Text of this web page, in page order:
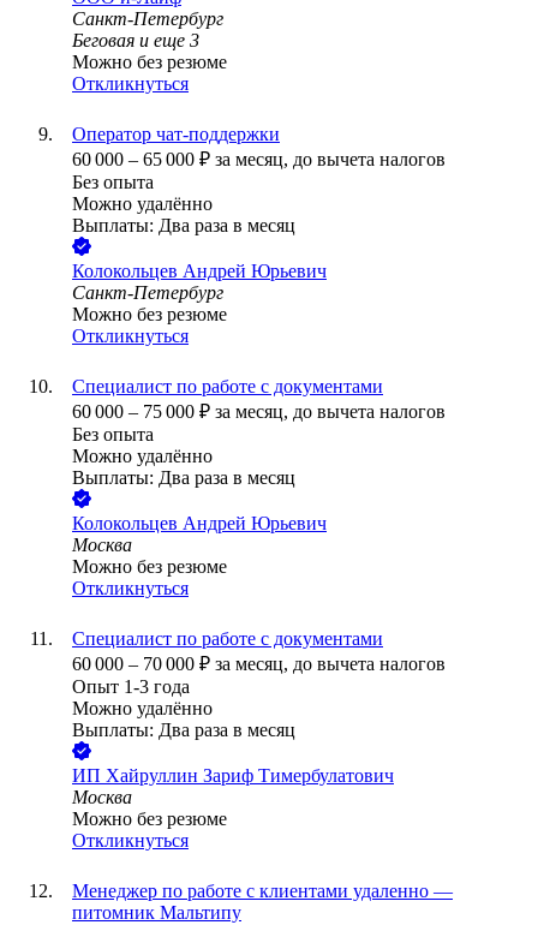
Санкт-Петербург
Беговая и еще 3
Можно без резюме
Откликнуться
Оператор чат-поддержки
60 000 – 65 000 ₽ за месяц, до вычета налогов
Без опыта
Можно удалённо
Выплаты: Два раза в месяц
Колокольцев Андрей Юрьевич
Санкт-Петербург
Можно без резюме
Откликнуться
Специалист по работе с документами
60 000 – 75 000 ₽ за месяц, до вычета налогов
Без опыта
Можно удалённо
Выплаты: Два раза в месяц
Колокольцев Андрей Юрьевич
Москва
Можно без резюме
Откликнуться
Специалист по работе с документами
60 000 – 70 000 ₽ за месяц, до вычета налогов
Опыт 1-3 года
Можно удалённо
Выплаты: Два раза в месяц
ИП Хайруллин Зариф Тимербулатович
Москва
Можно без резюме
Откликнуться
Менеджер по работе с клиентами удаленно —
питомник Мальтипу